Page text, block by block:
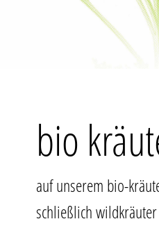
bio
auf unse­rem bio-
schließ­lich